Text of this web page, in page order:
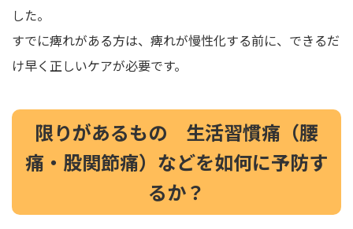
した。
すでに痺れがある方は、痺れが慢性化する前に、できるだ
け早く正しいケアが必要です。
限りがあるもの 生活習慣痛（腰
痛・股関節痛）などを如何に予防す
るか？